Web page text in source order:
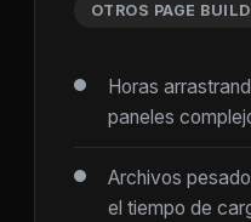
OTROS PAGE
Horas
paneles
Archivos
el tiempo de